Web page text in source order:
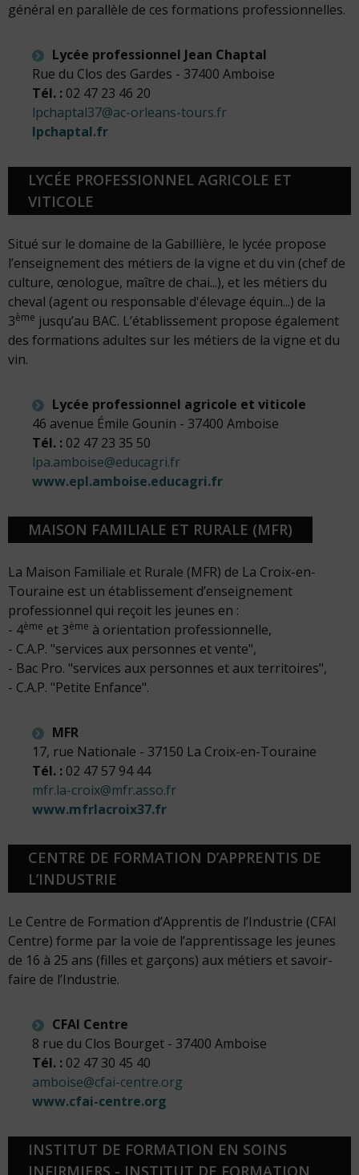
général en parallèle de ces formations professionnelles.
Lycée professionnel Jean Chaptal
Rue du Clos des Gardes - 37400 Amboise
Tél. : 02 47 23 46 20
lpchaptal37@ac-orleans-tours.fr
lpchaptal.fr
LYCÉE PROFESSIONNEL AGRICOLE ET
VITICOLE
Situé sur le domaine de la Gabillière, le lycée propose
l’enseignement des métiers de la vigne et du vin (chef de
culture, œnologue, maître de chai...), et les métiers du
cheval (agent ou responsable d'élevage équin...) de la
3ème jusqu’au BAC. L’établissement propose également
des formations adultes sur les métiers de la vigne et du
vin.
Lycée professionnel agricole et viticole
46 avenue Émile Gounin - 37400 Amboise
Tél. : 02 47 23 35 50
lpa.amboise@educagri.fr
www.epl.amboise.educagri.fr
MAISON FAMILIALE ET RURALE (MFR)
La Maison Familiale et Rurale (MFR) de La Croix-en-
Touraine est un établissement d’enseignement
professionnel qui reçoit les jeunes en :
- 4ème et 3ème à orientation professionnelle,
- C.A.P. "services aux personnes et vente",
- Bac Pro. "services aux personnes et aux territoires",
- C.A.P. "Petite Enfance".
MFR
17, rue Nationale - 37150 La Croix-en-Touraine
Tél. : 02 47 57 94 44
mfr.la-croix@mfr.asso.fr
www.mfrlacroix37.fr
CENTRE DE FORMATION D’APPRENTIS DE
L’INDUSTRIE
Le Centre de Formation d’Apprentis de l’Industrie (CFAI
Centre) forme par la voie de l’apprentissage les jeunes
de 16 à 25 ans (filles et garçons) aux métiers et savoir-
faire de l’Industrie.
CFAI Centre
8 rue du Clos Bourget - 37400 Amboise
Tél. : 02 47 30 45 40
amboise@cfai-centre.org
www.cfai-centre.org
INSTITUT DE FORMATION EN SOINS
INFIRMIERS - INSTITUT DE FORMATION